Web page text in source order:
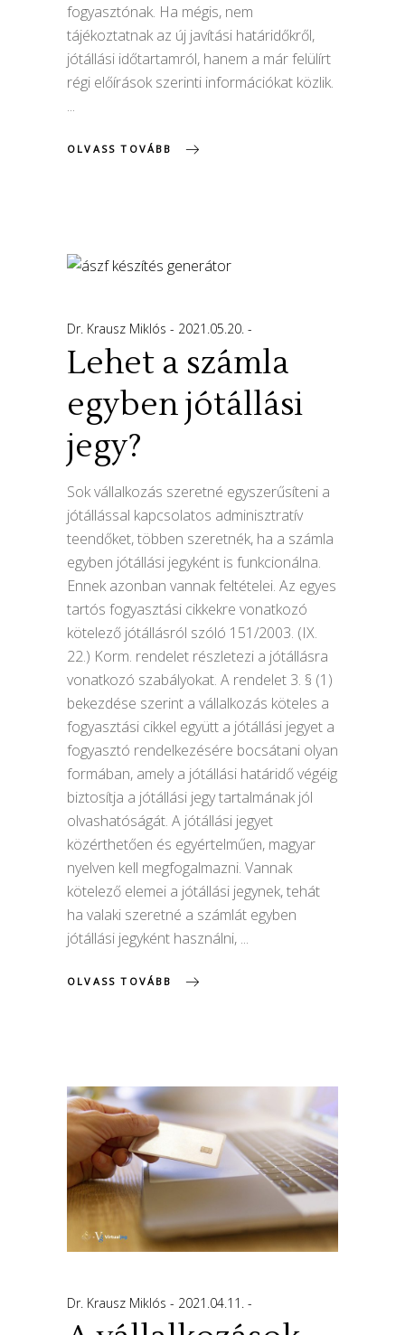
fogyasztónak. Ha mégis, nem
tájékoztatnak az új javítási határidőkről,
jótállási időtartamról, hanem a már felülírt
régi előírások szerinti információkat közlik.
OLVASS TOVÁBB
Dr. Krausz Miklós 2021.05.20.
Lehet a számla
egyben jótállási
jegy?
Sok vállalkozás szeretné egyszerűsíteni a
jótállással kapcsolatos adminisztratív
teendőket, többen szeretnék, ha a számla
egyben jótállási jegyként is funkcionálna.
Ennek azonban vannak feltételei. Az egyes
tartós fogyasztási cikkekre vonatkozó
kötelező jótállásról szóló 151/2003. (IX.
22.) Korm. rendelet részletezi a jótállásra
vonatkozó szabályokat. A rendelet 3. § (1)
bekezdése szerint a vállalkozás köteles a
fogyasztási cikkel együtt a jótállási jegyet a
fogyasztó rendelkezésére bocsátani olyan
formában, amely a jótállási határidő végéig
biztosítja a jótállási jegy tartalmának jól
olvashatóságát. A jótállási jegyet
közérthetően és egyértelműen, magyar
nyelven kell megfogalmazni. Vannak
kötelező elemei a jótállási jegynek, tehát
ha valaki szeretné a számlát egyben
jótállási jegyként használni,
OLVASS TOVÁBB
Dr. Krausz Miklós 2021.04.11.